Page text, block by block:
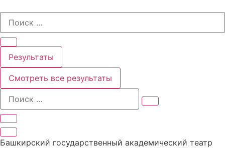
содержимому
Search
Результаты
Смотреть все результаты
Башкирский государственный академический театр